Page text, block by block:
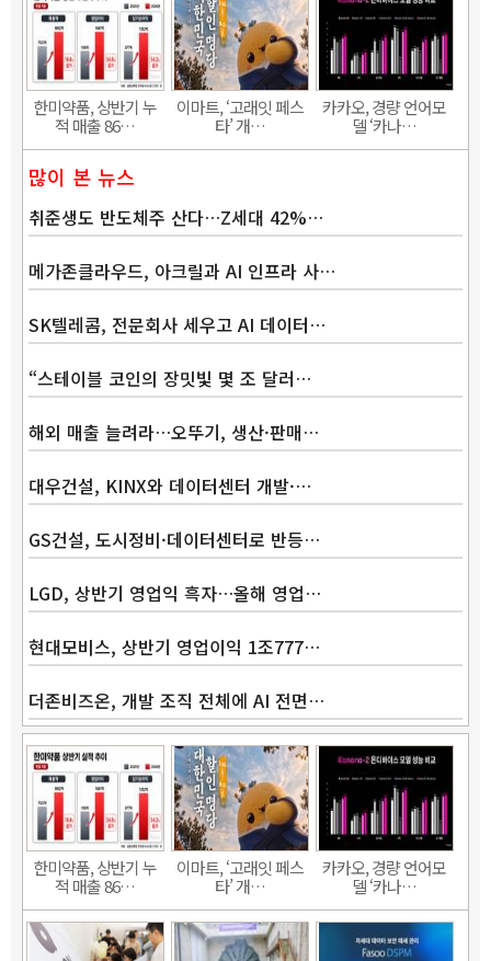
한미약품, 상반기 누
적 매출 86…
이마트, ‘고래잇 페스
타’ 개…
카카오, 경량 언어모
델 ‘카나…
많이 본 뉴스
취준생도 반도체주 산다…Z세대 42%…
메가존클라우드, 아크릴과 AI 인프라 사…
SK텔레콤, 전문회사 세우고 AI 데이터…
“스테이블 코인의 장밋빛 몇 조 달러…
해외 매출 늘려라…오뚜기, 생산·판매…
대우건설, KINX와 데이터센터 개발·…
GS건설, 도시정비·데이터센터로 반등…
LGD, 상반기 영업익 흑자…올해 영업…
현대모비스, 상반기 영업이익 1조777…
더존비즈온, 개발 조직 전체에 AI 전면…
한미약품, 상반기 누
적 매출 86…
이마트, ‘고래잇 페스
타’ 개…
카카오, 경량 언어모
델 ‘카나…